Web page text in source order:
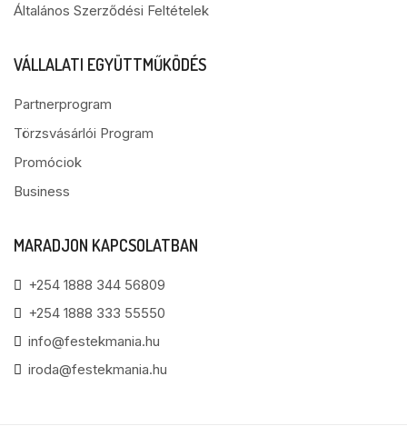
Általános Szerződési Feltételek
VÁLLALATI EGYÜTTMŰKÖDÉS
Partnerprogram
Törzsvásárlói Program
Promóciok
Business
MARADJON KAPCSOLATBAN
+254 1888 344 56809
+254 1888 333 55550
info@festekmania.hu
iroda@festekmania.hu